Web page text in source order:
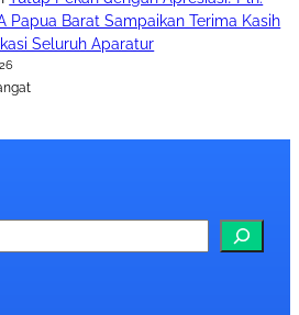
Papua Barat Sampaikan Terima Kasih
Seluruh Aparatur